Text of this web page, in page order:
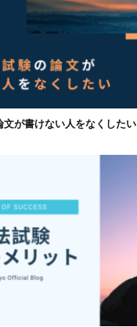
文が書けない人をなくしたい